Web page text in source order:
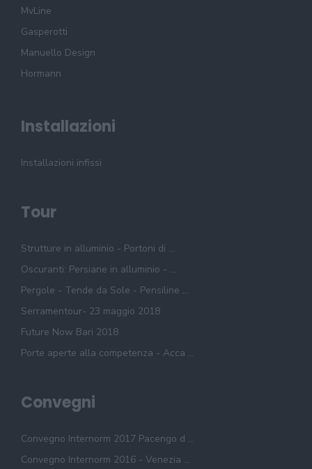
MvLine
Gasperotti
Manuello Design
Hormann
Installazioni
Installazioni infissi
Tour
Strutture in alluminio - Portoni di ...
Oscuranti: Persiane in alluminio - ...
Pergole - Tende da Sole - Pensiline ...
Serramentour- 23 maggio 2018
Future Now Bari 2018
Porte aperte alla competenza - Acca ...
Convegni
Convegno Internorm 2017 Pacengo d ...
Convegno Internorm 2016 - Venezia ...